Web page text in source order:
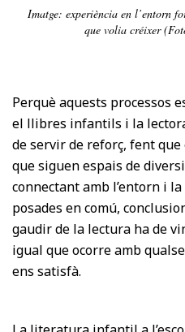
Imatge: experiència en l’entorn
que volia créixer
Perquè aquests processos
el llibres infantils i la
de servir de reforç, fent
que siguen espais de
connectant amb l’entorn i
posades en comú,
gaudir de la lectura ha de
igual que ocorre amb
ens satisfà.